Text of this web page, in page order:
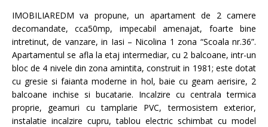
IMOBILIAREDM va propune, un apartament de 2 camere
decomandate, cca50mp, impecabil amenajat, foarte bine
intretinut, de vanzare, in Iasi – Nicolina 1 zona “Scoala nr.36”.
Apartamentul se afla la etaj intermediar, cu 2 balcoane, intr-un
bloc de 4 nivele din zona amintita, construit in 1981; este dotat
cu gresie si faianta moderne in hol, baie cu geam aerisire, 2
balcoane inchise si bucatarie. Incalzire cu centrala termica
proprie, geamuri cu tamplarie PVC, termosistem exterior,
instalatie incalzire cupru, tablou electric schimbat cu model